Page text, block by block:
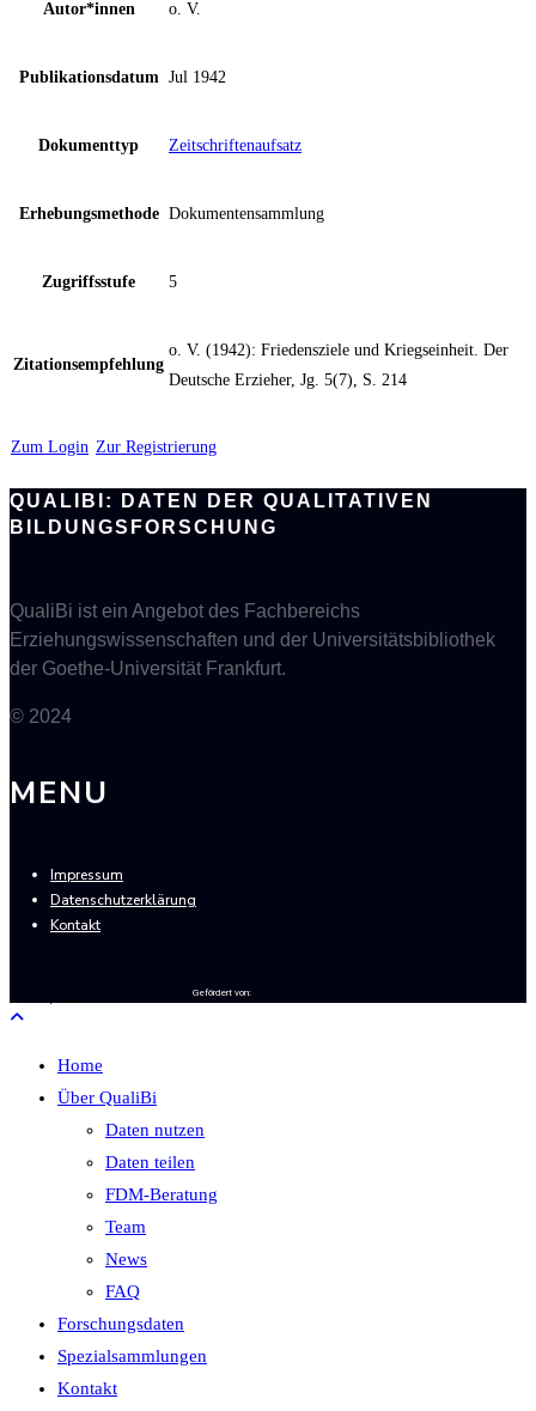
Autor*innen o. V.
Publikationsdatum Jul 1942
Dokumenttyp Zeitschriftenaufsatz
Erhebungsmethode Dokumentensammlung
Zugriffsstufe 5
Zitationsempfehlung
o. V. (1942): Friedensziele und Kriegseinheit. Der
Deutsche Erzieher, Jg. 5(7), S. 214
Zum Login Zur Registrierung
QUALIBI: DATEN DER QUALITATIVEN
BILDUNGSFORSCHUNG
QualiBi ist ein Angebot des Fachbereichs
Erziehungswissenschaften und der Universitätsbibliothek
der Goethe-Universität Frankfurt.
© 2024
MENU
Impressum
Datenschutzerklärung
Kontakt
Gefördert von:
Home
Über QualiBi
Daten nutzen
Daten teilen
FDM-Beratung
Team
News
FAQ
Forschungsdaten
Spezialsammlungen
Kontakt